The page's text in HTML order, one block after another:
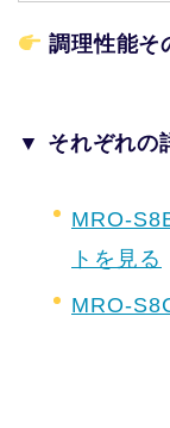
調理性能そ
▼ それぞれの
MRO-
トを見る
MRO-